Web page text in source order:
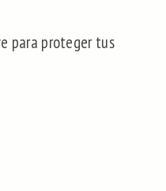
para proteger tus